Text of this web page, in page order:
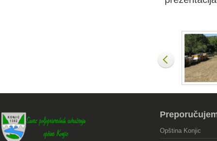
Opština Konjic